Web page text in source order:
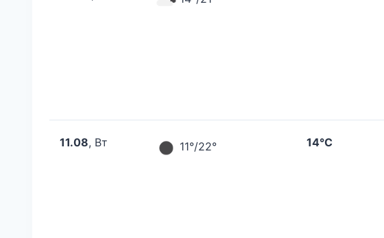
11.08, Вт 11°/22° 14°C